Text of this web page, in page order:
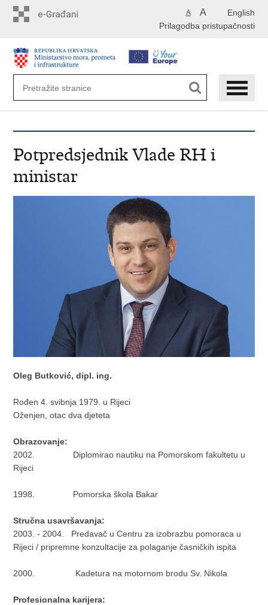
English
A A
Prilagodba pristupačnosti
Potpredsjednik Vlade RH i
ministar
Oleg Butković, dipl. ing.
Rođen 4. svibnja 1979. u Rijeci
Oženjen, otac dva djeteta
Obrazovanje:
2002. Diplomirao nautiku na Pomorskom fakultetu u
Rijeci
1998. Pomorska škola Bakar
Stručna usavršavanja:
2003. - 2004. Predavač u Centru za izobrazbu pomoraca u
Rijeci / pripremne konzultacije za polaganje časničkih ispita
2000. Kadetura na motornom brodu Sv. Nikola
Profesionalna karijera: